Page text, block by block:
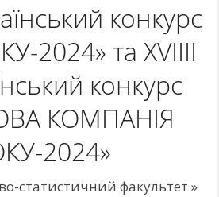
конкурс
2024» та XVIIIІ
конкурс
КОМПАНІЯ
2024»
статистичний факультет »